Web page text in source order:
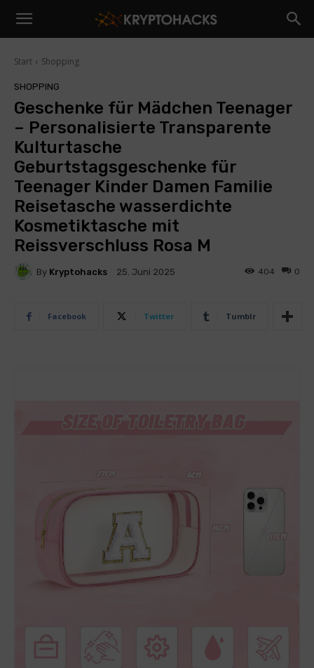
Start Shopping
SHOPPING
Geschenke für Mädchen Teenager
– Personalisierte Transparente
Kulturtasche
Geburtstagsgeschenke für
Teenager Kinder Damen Familie
Reisetasche wasserdichte
Kosmetiktasche mit
Reissverschluss Rosa M
By Kryptohacks 25. Juni 2025 0
404
Facebook Twitter Tumblr